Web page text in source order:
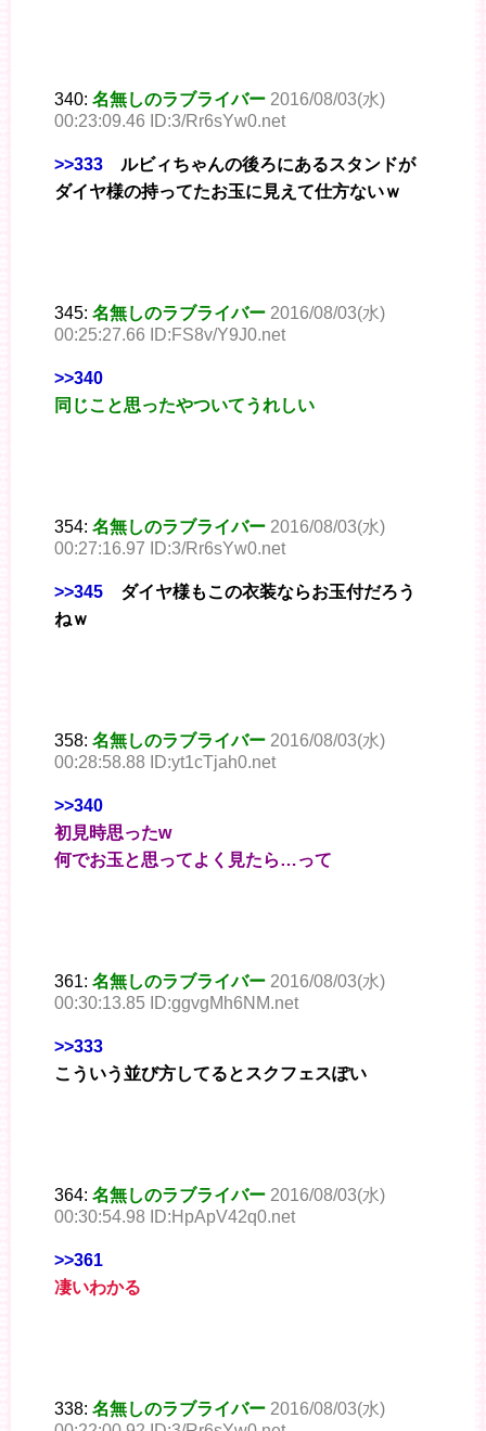
340: 名無しのラブライバー 2016/08/03(水)
00:23:09.46 ID:3/Rr6sYw0.net
>>333 ルビィちゃんの後ろにあるスタンドが
ダイヤ様の持ってたお玉に見えて仕方ないｗ
345: 名無しのラブライバー 2016/08/03(水)
00:25:27.66 ID:FS8v/Y9J0.net
>>340
同じこと思ったやついてうれしい
354: 名無しのラブライバー 2016/08/03(水)
00:27:16.97 ID:3/Rr6sYw0.net
>>345 ダイヤ様もこの衣装ならお玉付だろう
ねｗ
358: 名無しのラブライバー 2016/08/03(水)
00:28:58.88 ID:yt1cTjah0.net
>>340
初見時思ったw
何でお玉と思ってよく見たら…って
361: 名無しのラブライバー 2016/08/03(水)
00:30:13.85 ID:ggvgMh6NM.net
>>333
こういう並び方してるとスクフェスぽい
364: 名無しのラブライバー 2016/08/03(水)
00:30:54.98 ID:HpApV42q0.net
>>361
凄いわかる
338: 名無しのラブライバー 2016/08/03(水)